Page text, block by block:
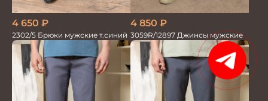
4 650 ₽
2302/5 Брюки мужские т.синий
4 850 ₽
3059R/12897 Джинсы мужские